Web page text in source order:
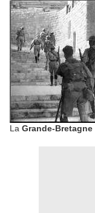
La Grande-Bretagne